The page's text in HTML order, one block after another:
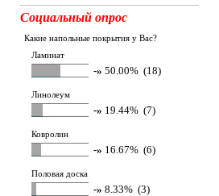
Социальный опрос
Какие напольные покрытия у Вас?
Ламинат
-» 50.00% (18)
Линолеум
-» 19.44% (7)
Ковролин
-» 16.67% (6)
Половая доска
-» 8.33% (3)